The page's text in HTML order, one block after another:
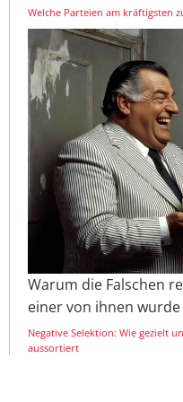
Welche Parteien am kräftigsten
Warum die Falschen
einer von ihnen wurde
Negative Selektion: Wie gezielt
aussortiert